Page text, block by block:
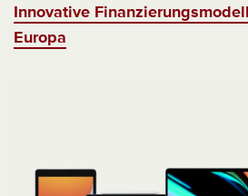
Innovative
Europa